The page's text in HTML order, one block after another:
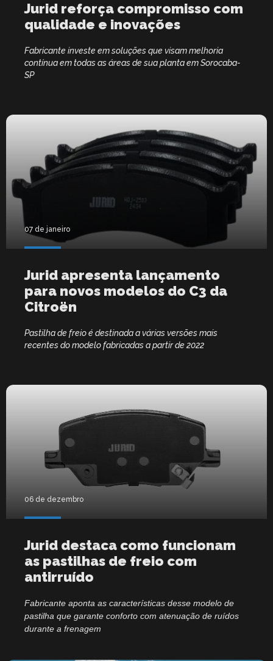
Jurid reforça compromisso com
qualidade e inovações
Fabricante investe em soluções que visam melhoria
contínua em todas as áreas de sua planta em Sorocaba-
SP
07 de janeiro
Jurid apresenta lançamento
para novos modelos do C3 da
Citroën
Pastilha de freio é destinada a várias versões mais
recentes do modelo fabricadas a partir de 2022
06 de dezembro
Jurid destaca como funcionam
as pastilhas de freio com
antirruído
Fabricante aponta as características desse modelo de
pastilha que garante conforto com atenuação de ruídos
durante a frenagem